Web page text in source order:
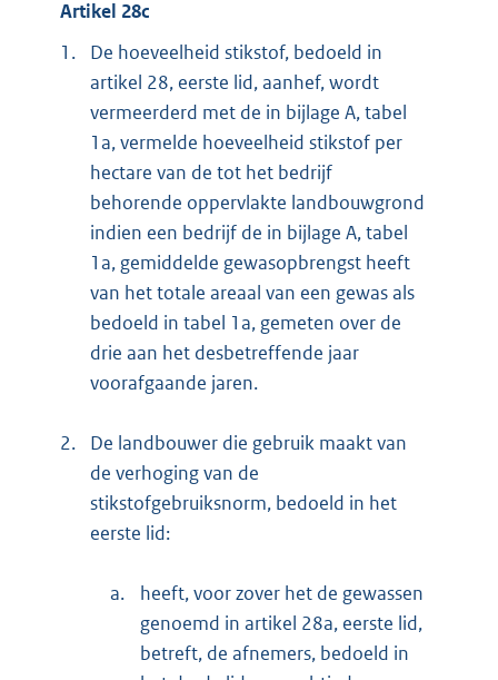
Artikel 28c
1.
De hoeveelheid stikstof, bedoeld in
artikel 28, eerste lid, aanhef, wordt
vermeerderd met de in bijlage A, tabel
1a, vermelde hoeveelheid stikstof per
hectare van de tot het bedrijf
behorende oppervlakte landbouwgrond
indien een bedrijf de in bijlage A, tabel
1a, gemiddelde gewasopbrengst heeft
van het totale areaal van een gewas als
bedoeld in tabel 1a, gemeten over de
drie aan het desbetreffende jaar
voorafgaande jaren.
2.
De landbouwer die gebruik maakt van
de verhoging van de
stikstofgebruiksnorm, bedoeld in het
eerste lid:
a.
heeft, voor zover het de gewassen
genoemd in artikel 28a, eerste lid,
betreft, de afnemers, bedoeld in